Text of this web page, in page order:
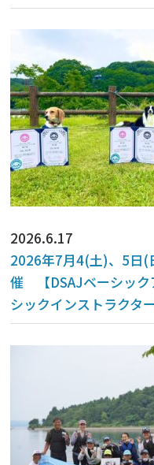
2026.6.17
2026年7月4(土)、5日
催 【DSAJベーシック
シックインストラクタ